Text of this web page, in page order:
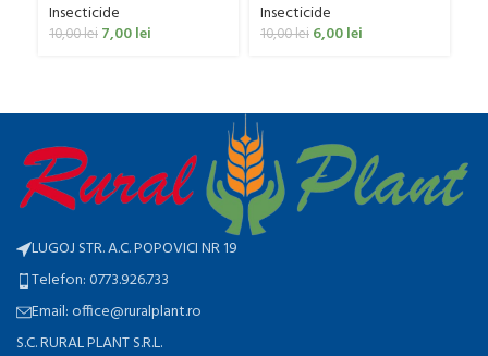
Insecticide
10,00lei 7,00lei
Insecticide
10,00lei 6,00lei
LUGOJ STR. A.C. POPOVICI NR 19
Telefon: 0773.926.733
Email: office@ruralplant.ro
S.C. RURAL PLANT S.R.L.